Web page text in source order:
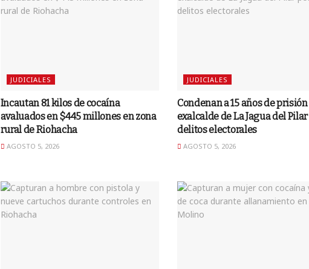
JUDICIALES
Incautan 81 kilos de cocaína
avaluados en $445 millones en zona
rural de Riohacha
AGOSTO 5, 2026
JUDICIALES
Condenan a 15 años de
exalcalde de La Jagua del
delitos electorales
AGOSTO 5, 2026